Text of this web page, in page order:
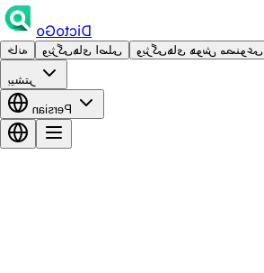
DictoGo
خانه ویژگی‌های اصلی ویژگی‌های هوش مصنوعی
بیشتر